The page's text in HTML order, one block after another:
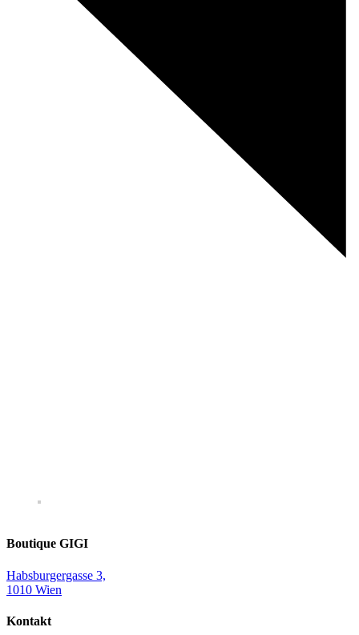
Boutique GIGI
Habsburgergasse 3,
1010 Wien
Kontakt